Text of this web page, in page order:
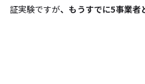
証実験ですが、もうすでに5事業者